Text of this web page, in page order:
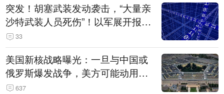
突发！胡塞武装发动袭击，“大量亲
沙特武装人员死伤”！以军展开报复
性空袭
33
美国新核战略曝光：一旦与中国或
俄罗斯爆发战争，美方可能动用战
术核武器
637